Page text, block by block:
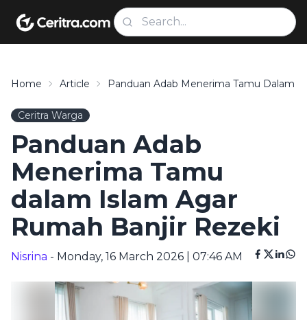
Home Article Panduan Adab Menerima Tamu Dalam
Ceritra Warga
Panduan Adab
Menerima Tamu
dalam Islam Agar
Rumah Banjir Rezeki
Nisrina - Monday, 16 March 2026 | 07:46 AM